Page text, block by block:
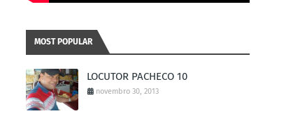
MOST POPULAR
LOCUTOR PACHECO 10
novembro 30, 2013